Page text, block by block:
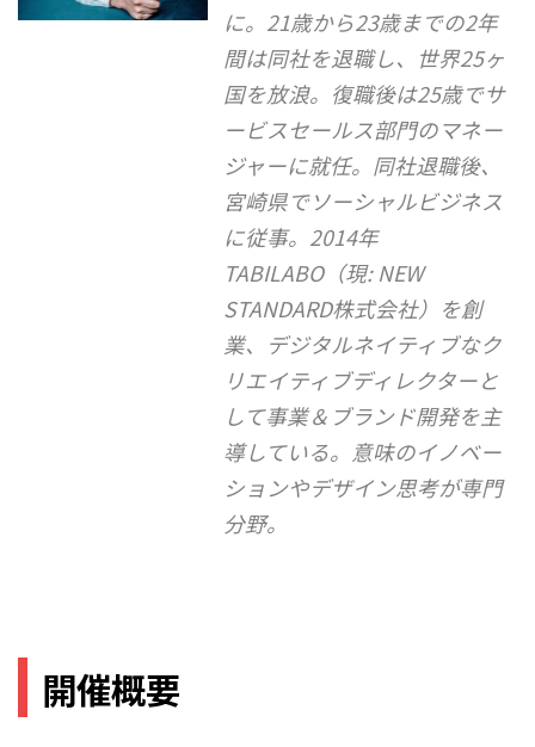
に。21歳から23歳までの2年
間は同社を退職し、世界25ヶ
国を放浪。復職後は25歳でサ
ービスセールス部門のマネー
ジャーに就任。同社退職後、
宮崎県でソーシャルビジネス
に従事。2014年
TABILABO（現: NEW
STANDARD株式会社）を創
業、デジタルネイティブなク
リエイティブディレクターと
して事業＆ブランド開発を主
導している。意味のイノベー
ションやデザイン思考が専門
分野。
開催概要